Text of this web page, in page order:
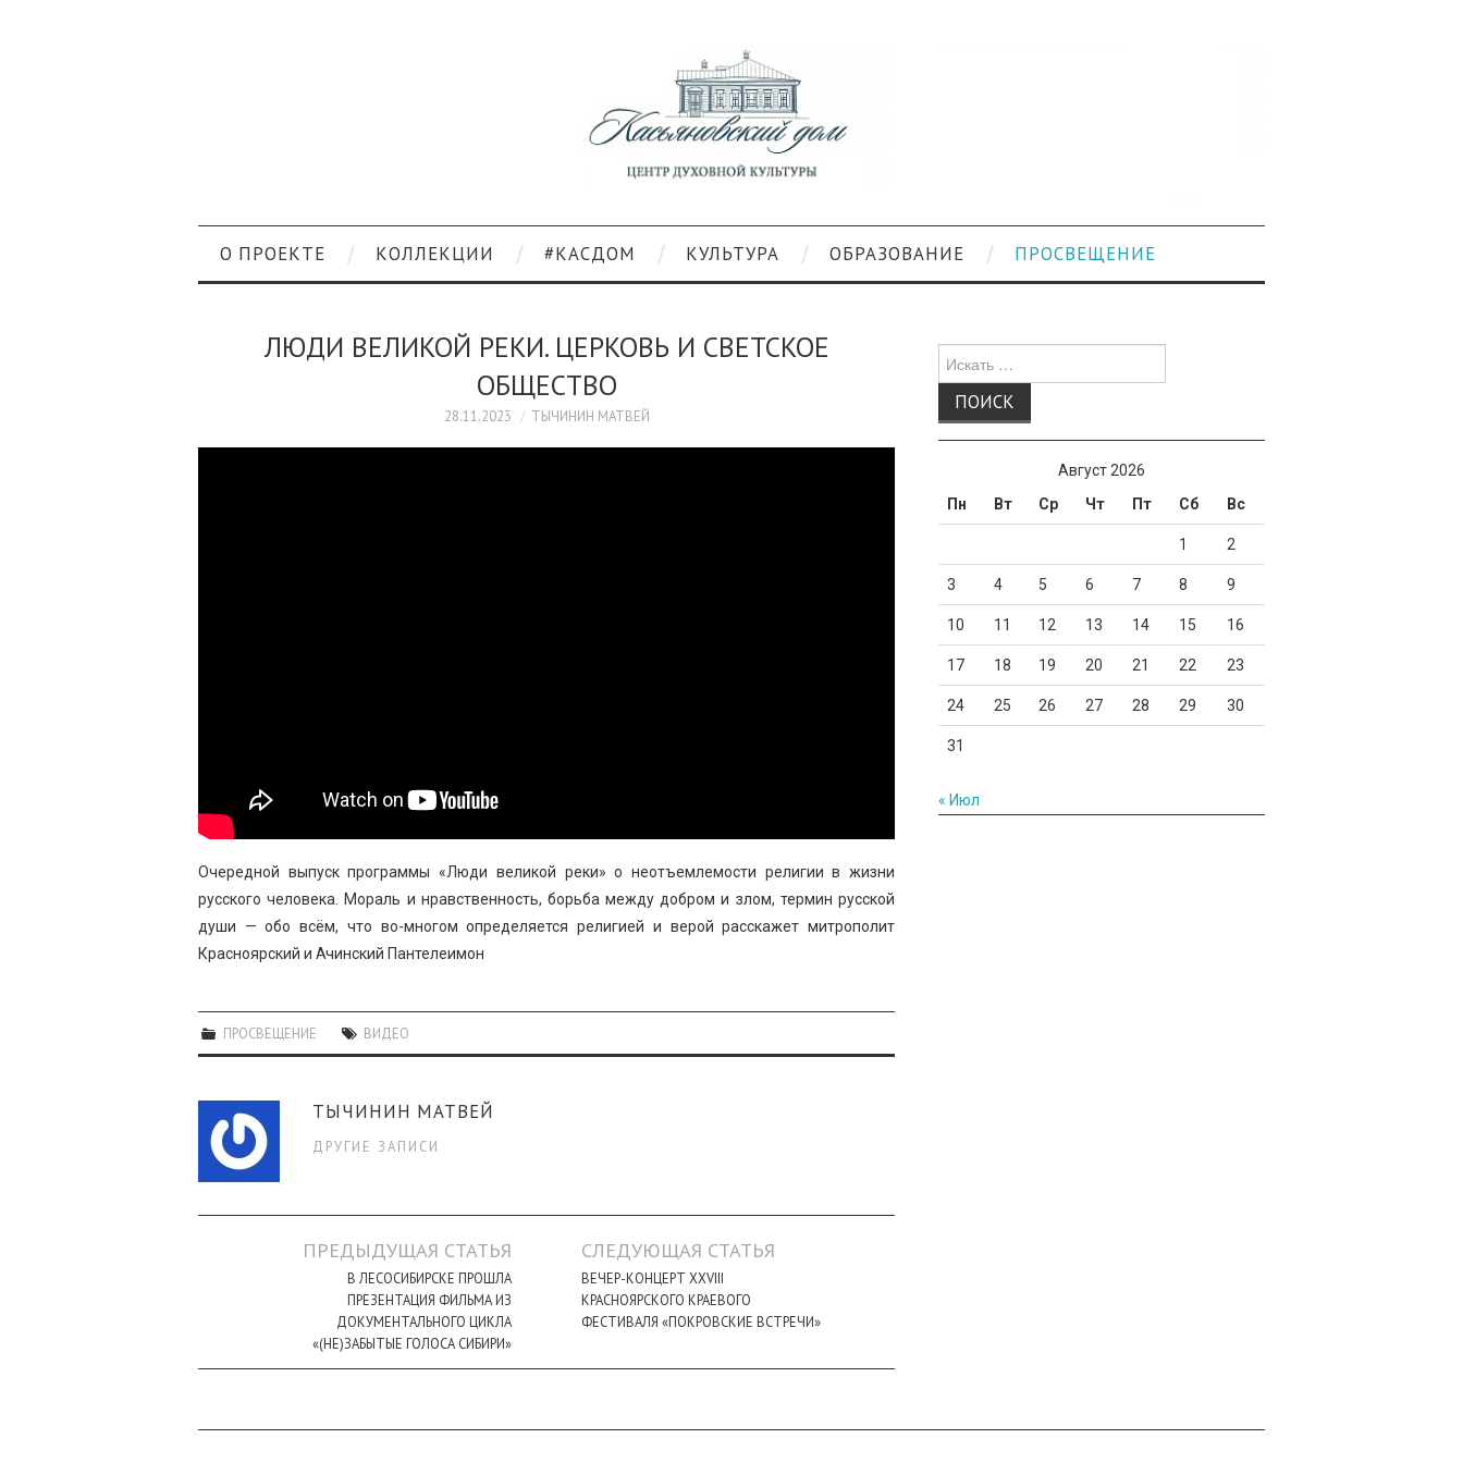
О ПРОЕКТЕ КОЛЛЕКЦИИ #КАСДОМ КУЛЬТУРА ОБРАЗОВАНИЕ ПРОСВЕЩЕНИЕ
ЛЮДИ ВЕЛИКОЙ РЕКИ. ЦЕРКОВЬ И СВЕТСКОЕ
ОБЩЕСТВО
28.11.2023 ТЫЧИНИН МАТВЕЙ
Очередной выпуск программы «Люди великой реки» о неотъемлемости религии в жизни
русского человека. Мораль и нравственность, борьба между добром и злом, термин русской
души — обо всём, что во-многом определяется религией и верой расскажет митрополит
Красноярский и Ачинский Пантелеимон
ПРОСВЕЩЕНИЕ ВИДЕО
ТЫЧИНИН МАТВЕЙ
ДРУГИЕ ЗАПИСИ
НавигацияПРЕДЫДУЩАЯ СТАТЬЯ
В ЛЕСОСИБИРСКЕ ПРОШЛА
ПРЕЗЕНТАЦИЯ ФИЛЬМА ИЗ
ДОКУМЕНТАЛЬНОГО ЦИКЛА
«(НЕ)ЗАБЫТЫЕ ГОЛОСА СИБИРИ»
СЛЕДУЮЩАЯ СТАТЬЯ
ВЕЧЕР-КОНЦЕРТ XXVIII
КРАСНОЯРСКОГО КРАЕВОГО
ФЕСТИВАЛЯ «ПОКРОВСКИЕ ВСТРЕЧИ»
для:
Август 2026
Пн
Вт Ср Чт Пт Сб Вс
1 2
3 4 5 6 7 8 9
10 11 12 13 14 15 16
17 18 19 20 21 22 23
24 25 26 27 28 29 30
31
« Июл